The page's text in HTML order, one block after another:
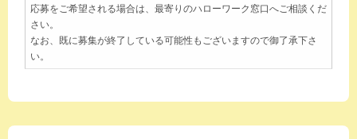
応募をご希望される場合は、最寄りのハローワーク窓口へご相談くだ
さい。
なお、既に募集が終了している可能性もございますので御了承下さ
い。